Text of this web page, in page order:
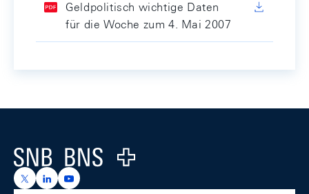
Geldpolitisch wichtige Daten
für die Woche zum 4. Mai 2007
Logo
https://x.com/snb_bns
https://ch.linkedin.com/company/swiss-national-
https://www.youtube.com/@swissnationalbank